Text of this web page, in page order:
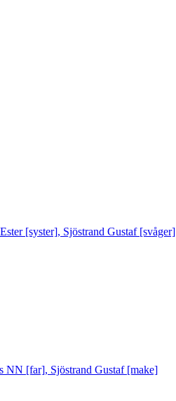
[syster], Sjöstrand Gustaf [svåger]
[far], Sjöstrand Gustaf [make]